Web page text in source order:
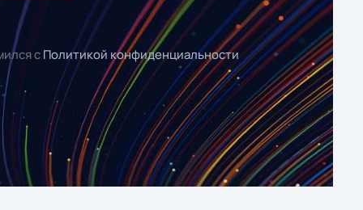
сПолитикой конфиденциальности